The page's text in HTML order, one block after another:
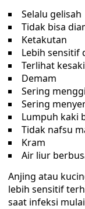
Selalu gelisah
Tidak bisa
Ketakutan
Lebih sensitif
Terlihat
Demam
Sering
Sering
Lumpuh kaki
Tidak nafsu
Kram
Air liur
Anjing atau
lebih sensitif
saat infeksi